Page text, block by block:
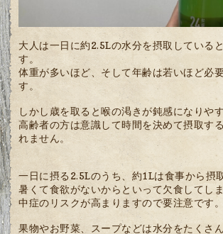
大人は一日に約2.5Lの水分を摂取している
す。
体重が多いほど、そして年齢は若いほど必
す。
しかし歳を取ると喉の渇きが鈍感になりやす
高齢者の方は意識して時間を決めて摂取す
れません。
一日に摂る2.5Lのうち、約1Lは食事から摂
暑くて食欲がないからといって欠食してし
中症のリスクが高まりますので要注意です。
果物やお野菜、スープなどは水分をたくさ